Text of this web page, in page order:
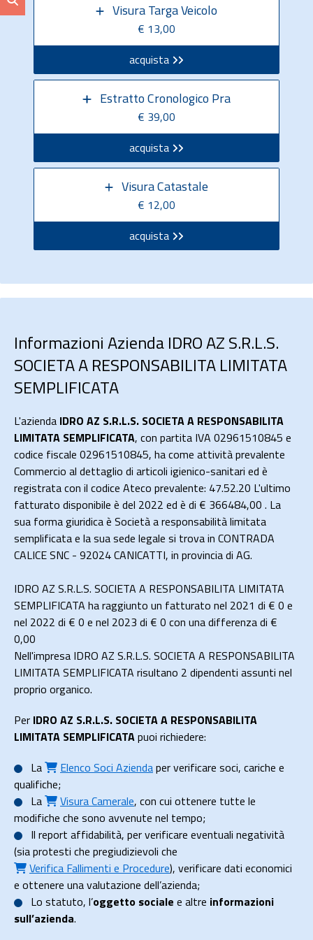
Visura Targa Veicolo
€ 13,00
acquista
Estratto Cronologico Pra
€ 39,00
acquista
Visura Catastale
€ 12,00
acquista
Informazioni Azienda IDRO AZ S.R.L.S.
SOCIETA A RESPONSABILITA LIMITATA
SEMPLIFICATA
L'azienda IDRO AZ S.R.L.S. SOCIETA A RESPONSABILITA
LIMITATA SEMPLIFICATA, con partita IVA 02961510845 e
codice fiscale 02961510845, ha come attività prevalente
Commercio al dettaglio di articoli igienico-sanitari ed è
registrata con il codice Ateco prevalente: 47.52.20 L'ultimo
fatturato disponibile è del 2022 ed è di € 366484,00 . La
sua forma giuridica è Società a responsabilità limitata
semplificata e la sua sede legale si trova in CONTRADA
CALICE SNC - 92024 CANICATTI, in provincia di AG.
IDRO AZ S.R.L.S. SOCIETA A RESPONSABILITA LIMITATA
SEMPLIFICATA ha raggiunto un fatturato nel 2021 di € 0 e
nel 2022 di € 0 e nel 2023 di € 0 con una differenza di €
0,00
Nell'impresa IDRO AZ S.R.L.S. SOCIETA A RESPONSABILITA
LIMITATA SEMPLIFICATA risultano 2 dipendenti assunti nel
proprio organico.
Per IDRO AZ S.R.L.S. SOCIETA A RESPONSABILITA
LIMITATA SEMPLIFICATApuoi richiedere:
La
Elenco Soci Aziendaper verificare soci, cariche e
qualifiche;
La
Visura Camerale, con cui ottenere tutte le
modifiche che sono avvenute nel tempo;
Il report affidabilità, per verificare eventuali negatività
(sia protesti che pregiudizievoli che
Verifica Fallimenti e Procedure), verificare dati economici
e ottenere una valutazione dell’azienda;
Lo statuto, l’oggetto sociale e altre informazioni
sull’azienda.